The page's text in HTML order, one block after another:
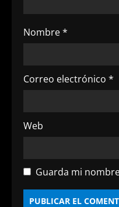
e
n
t
r
a
d
a
s
Nombre*
Correo electrónico *
Web
Guarda mi